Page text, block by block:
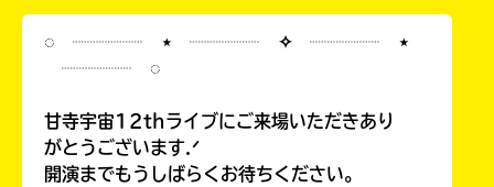
◌ ┈┈┈┈ ⋆ ┈┈┈┈ ✧ ┈┈┈┈ ⋆
┈┈┈┈ ◌
甘寺宇宙12thライブにご来場いただきあり
がとうございます.ᐟ
開演までもうしばらくお待ちください。